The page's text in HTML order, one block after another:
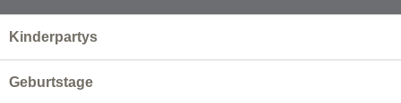
Kinderpartys
Geburtstage